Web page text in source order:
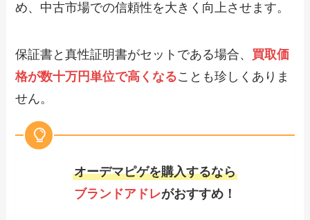
め、中古市場での信頼性を大きく向上させます。
保証書と真性証明書がセットである場合、 買取価
格が数十万円単位で高くなることも珍しくありま
せん。
オーデマピゲを購入するなら
ブランドアドレがおすすめ！